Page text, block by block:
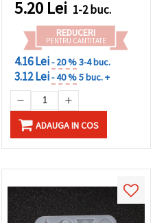
polimeric și ipsos
5.20 Lei 1-2 buc.
REDUCERI
PENTRU CANTITATE
4.16 Lei- 20 %3-4 buc.
3.12 Lei- 40 %5 buc. +
ADAUGA IN COS